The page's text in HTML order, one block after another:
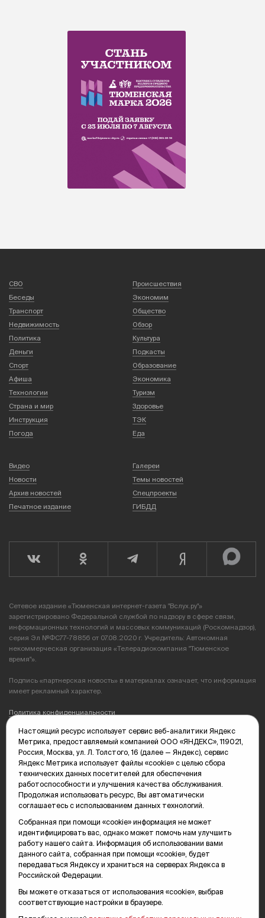
СВО
Происшествия
Беседы
Экономим
Транспорт
Общество
Недвижимость
Обзор
Политика
Культура
Деньги
Подкасты
Спорт
Образование
Афиша
Экономика
Технологии
Туризм
Страна и мир
Здоровье
Инструкция
ТЭК
Погода
Еда
Видео
Галереи
Новости
Темы новостей
Архив новостей
Спецпроекты
Печатное издание
ГИБДД
Сетевое издание «Тюменская интернет-газета "Вслух.ру"»
зарегистрировано Федеральной службой по надзору в сфере связи,
информационных технологий и массовых коммуникаций (Роскомнадзор),
серия Эл №ФС77-78856 от 07.08.2020 г. Учредитель: Автономная
некоммерческая организация «Телерадиокомпания "Тюменское
время"».
Подпись «партнерская новость» в материалах означает, что информация
имеет рекламный характер.
Политика конфиденциальности
Редакция: 625035, Тюмень, пр. Геологоразведчиков, 28А
(3452) 68-89-05
edit@vsluh.ru
Главный редактор: Панкина Т.Ю.
kika@vsluh.ru
По вопросам рекламы:
(3452) 68-89-78
kotovaev@sibinformburo.ru
mim@vsluh.ru
Настоящий ресурс использует сервис веб-аналитики Яндекс
Метрика, предоставляемый компанией ООО «ЯНДЕКС», 119021,
Россия, Москва, ул. Л. Толстого, 16 (далее — Яндекс), сервис
Яндекс Метрика использует файлы «cookie» с целью сбора
технических данных посетителей для обеспечения
работоспособности и улучшения качества обслуживания.
Продолжая использовать ресурс, Вы автоматически
соглашаетесь с использованием данных технологий.
Собранная при помощи «cookie» информация не может
идентифицировать вас, однако может помочь нам улучшить
работу нашего сайта. Информация об использовании вами
данного сайта, собранная при помощи «cookie», будет
передаваться Яндексу и храниться на серверах Яндекса в
Российской Федерации.
Вы можете отказаться от использования «cookie», выбрав
соответствующие настройки в браузере.